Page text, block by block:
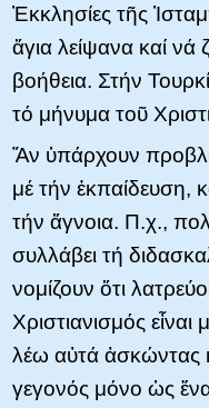
Ἐκκλησίες τῆς
ἅγια λείψανα καί
βοήθεια. Στήν
τό μήνυμα τοῦ
Ἄν ὑπάρχουν
μέ τήν ἐκπαίδευση,
τήν ἄγνοια. Π.χ.,
συλλάβει τή
νομίζουν ὅτι
Χριστιανισμός
λέω αὐτά ἀσκώντας
γεγονός μόνο ὡς